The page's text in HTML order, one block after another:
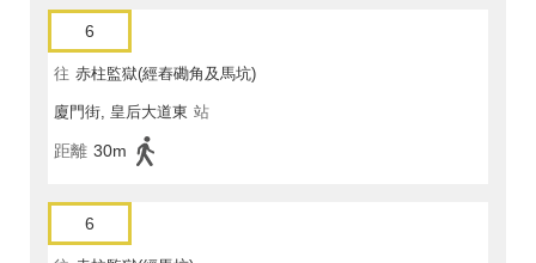
6
往 赤柱監獄(經舂磡角及馬坑)
廈門街, 皇后大道東 站
距離 30m
6